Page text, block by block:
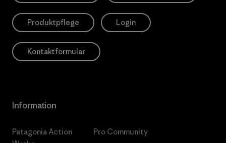
Produktpflege Login
Kontaktformular
Information
Patagonia Action
Pro Community